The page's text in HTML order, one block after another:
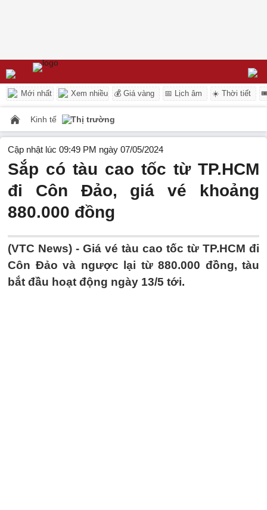
Mới nhất Xem nhiều 💰 Giá vàng 📅 Lịch âm ☀️ Thời tiết
Kinh tế Thị trường
Cập nhật lúc 09:49 PM ngày 07/05/2024
Sắp có tàu cao tốc từ TP.HCM
đi Côn Đảo, giá vé khoảng
880.000 đồng
(VTC News) - Giá vé tàu cao tốc từ TP.HCM đi
Côn Đảo và ngược lại từ 880.000 đồng, tàu
bắt đầu hoạt động ngày 13/5 tới.